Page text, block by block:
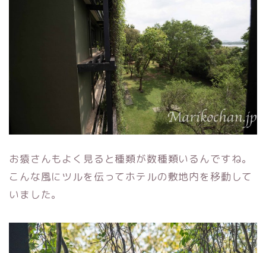
お猿さんもよく見ると種類が数種類いるんですね。
こんな風にツルを伝ってホテルの敷地内を移動して
いました。